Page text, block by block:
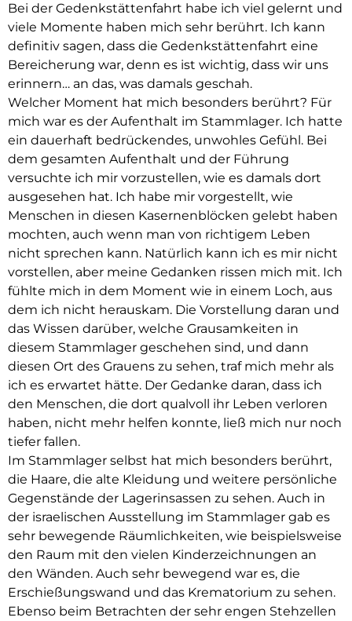
Bei der Gedenkstättenfahrt habe ich viel gelernt und
viele Momente haben mich sehr berührt. Ich kann
definitiv sagen, dass die Gedenkstättenfahrt eine
Bereicherung war, denn es ist wichtig, dass wir uns
erinnern… an das, was damals geschah.
Welcher Moment hat mich besonders berührt? Für
mich war es der Aufenthalt im Stammlager. Ich hatte
ein dauerhaft bedrückendes, unwohles Gefühl. Bei
dem gesamten Aufenthalt und der Führung
versuchte ich mir vorzustellen, wie es damals dort
ausgesehen hat. Ich habe mir vorgestellt, wie
Menschen in diesen Kasernenblöcken gelebt haben
mochten, auch wenn man von richtigem Leben
nicht sprechen kann. Natürlich kann ich es mir nicht
vorstellen, aber meine Gedanken rissen mich mit. Ich
fühlte mich in dem Moment wie in einem Loch, aus
dem ich nicht herauskam. Die Vorstellung daran und
das Wissen darüber, welche Grausamkeiten in
diesem Stammlager geschehen sind, und dann
diesen Ort des Grauens zu sehen, traf mich mehr als
ich es erwartet hätte. Der Gedanke daran, dass ich
den Menschen, die dort qualvoll ihr Leben verloren
haben, nicht mehr helfen konnte, ließ mich nur noch
tiefer fallen.
Im Stammlager selbst hat mich besonders berührt,
die Haare, die alte Kleidung und weitere persönliche
Gegenstände der Lagerinsassen zu sehen. Auch in
der israelischen Ausstellung im Stammlager gab es
sehr bewegende Räumlichkeiten, wie beispielsweise
den Raum mit den vielen Kinderzeichnungen an
den Wänden. Auch sehr bewegend war es, die
Erschießungswand und das Krematorium zu sehen.
Ebenso beim Betrachten der sehr engen Stehzellen